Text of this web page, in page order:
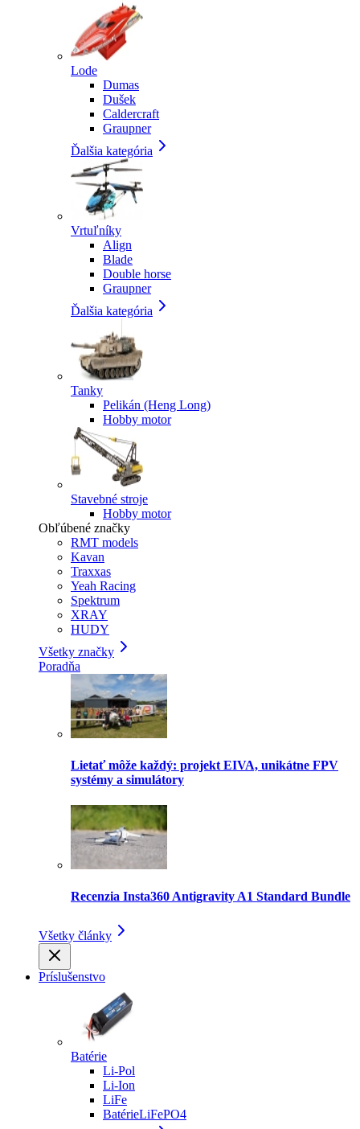
Lode
Dumas
Dušek
Caldercraft
Graupner
Ďalšia kategória
Vrtuľníky
Align
Blade
Double horse
Graupner
Ďalšia kategória
Tanky
Pelikán (Heng Long)
Hobby motor
Stavebné stroje
Hobby motor
Obľúbené značky
RMT models
Kavan
Traxxas
Yeah Racing
Spektrum
XRAY
HUDY
Všetky značky
Poradňa
Lietať môže každý: projekt EIVA, unikátne FPV
systémy a simulátory
Recenzia Insta360 Antigravity A1 Standard Bundle
Všetky články
Príslušenstvo
Batérie
Li-Pol
Li-Ion
LiFe
BatérieLiFePO4